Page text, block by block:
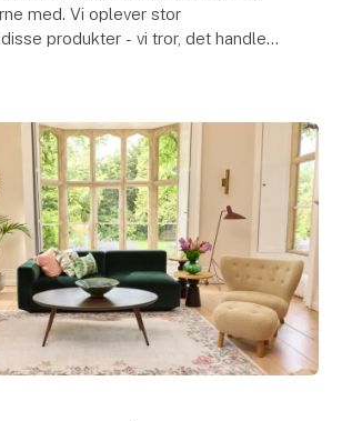
med. Vi oplever stor
produkter - vi tror, det handler